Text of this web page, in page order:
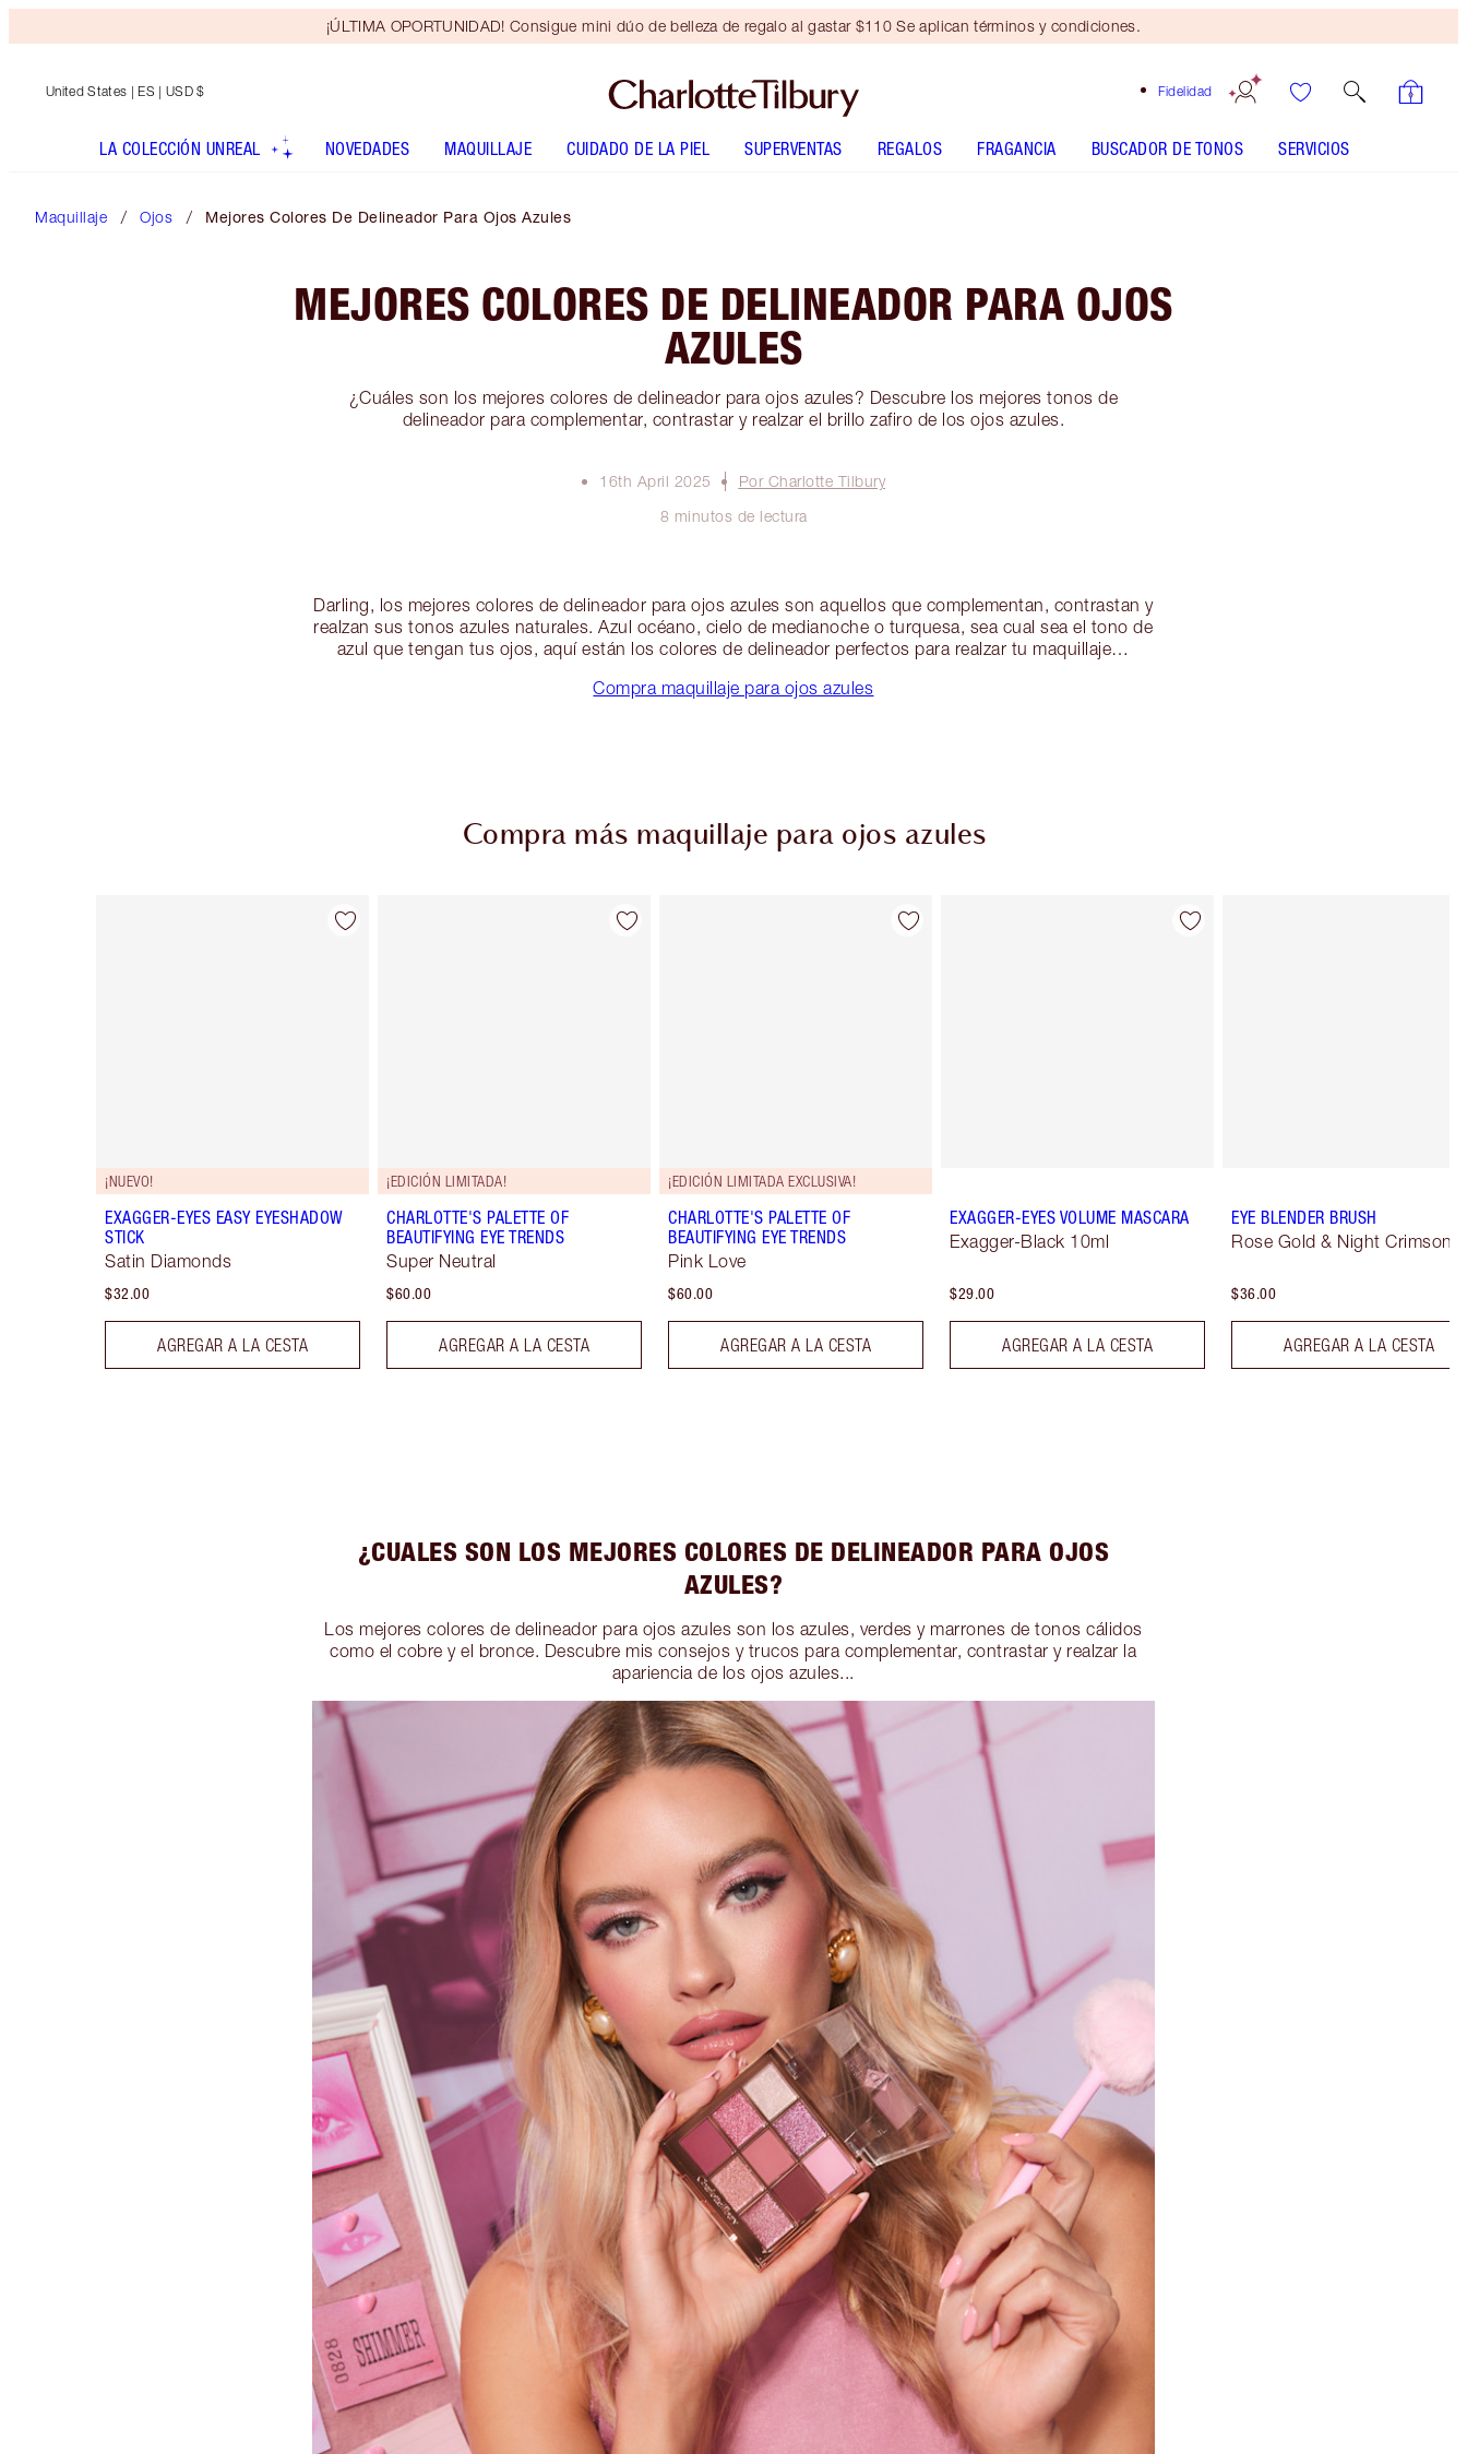
¡ÚLTIMA OPORTUNIDAD! Consigue mini dúo de belleza de regalo al gastar $110 Se aplican términos y condiciones.
Fidelidad
United States | ES | USD $
LA COLECCIÓN UNREAL NOVEDADES MAQUILLAJE CUIDADO DE LA PIEL SUPERVENTAS REGALOS FRAGANCIA BUSCADOR DE TONOS SERVICIOS
Maquillaje Ojos Mejores Colores De Delineador Para Ojos Azules
MEJORES COLORES DE DELINEADOR PARA OJOS
AZULES
¿Cuáles son los mejores colores de delineador para ojos azules? Descubre los mejores tonos de
delineador para complementar, contrastar y realzar el brillo zafiro de los ojos azules.
16th April 2025
Por Charlotte Tilbury
8 minutos de lectura
Darling, los mejores colores de delineador para ojos azules son aquellos que complementan, contrastan y
realzan sus tonos azules naturales. Azul océano, cielo de medianoche o turquesa, sea cual sea el tono de
azul que tengan tus ojos, aquí están los colores de delineador perfectos para realzar tu maquillaje…
Compra maquillaje para ojos azules
Compra más maquillaje para ojos azules
Artículo 1 de 38
¡NUEVO!
EXAGGER-EYES EASY EYESHADOW
STICK
Satin Diamonds
$32.00
AGREGAR A LA CESTA
Artículo 2 de 38
¡EDICIÓN LIMITADA!
CHARLOTTE'S PALETTE OF
BEAUTIFYING EYE TRENDS
Super Neutral
$60.00
AGREGAR A LA CESTA
Artículo 3 de 38
¡EDICIÓN LIMITADA EXCLUSIVA!
CHARLOTTE'S PALETTE OF
BEAUTIFYING EYE TRENDS
Pink Love
$60.00
AGREGAR A LA CESTA
Artículo 4 de 38
EXAGGER-EYES VOLUME MASCARA
Exagger-Black 10ml
$29.00
AGREGAR A LA CESTA
EYE BLENDER BRUSH
Rose Gold & Night Crimson
$36.00
AGREGAR A LA CESTA
¿CUALES SON LOS MEJORES COLORES DE DELINEADOR PARA OJOS
AZULES?
Los mejores colores de delineador para ojos azules son los azules, verdes y marrones de tonos cálidos
como el cobre y el bronce. Descubre mis consejos y trucos para complementar, contrastar y realzar la
apariencia de los ojos azules...